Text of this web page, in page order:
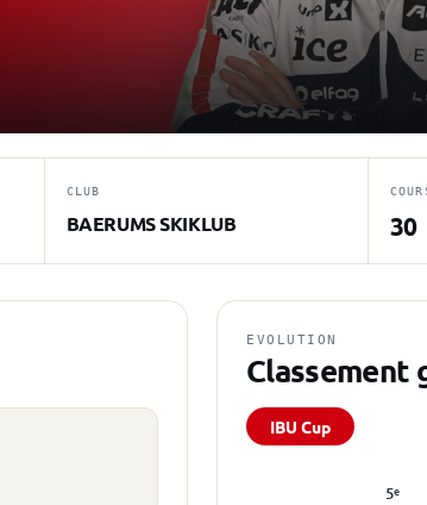
CLUB
BAERUMS SKIKLUB 30
EVOLUTION
Classement
IBU Cup
5e